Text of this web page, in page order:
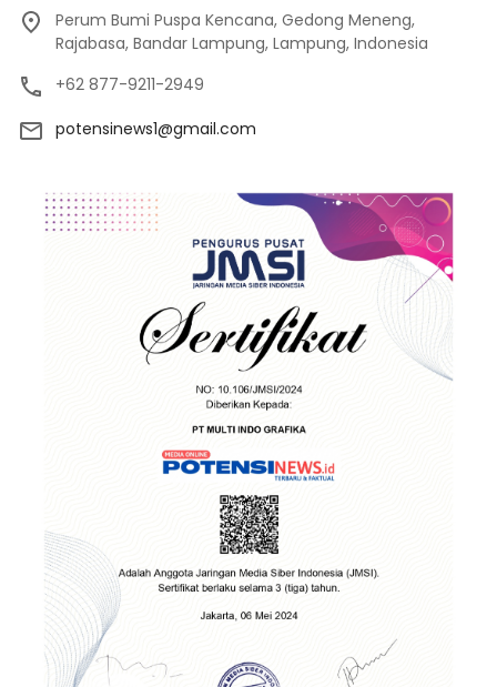
Perum Bumi Puspa Kencana, Gedong Meneng,
Rajabasa, Bandar Lampung, Lampung, Indonesia
+62 877-9211-2949
potensinews1@gmail.com